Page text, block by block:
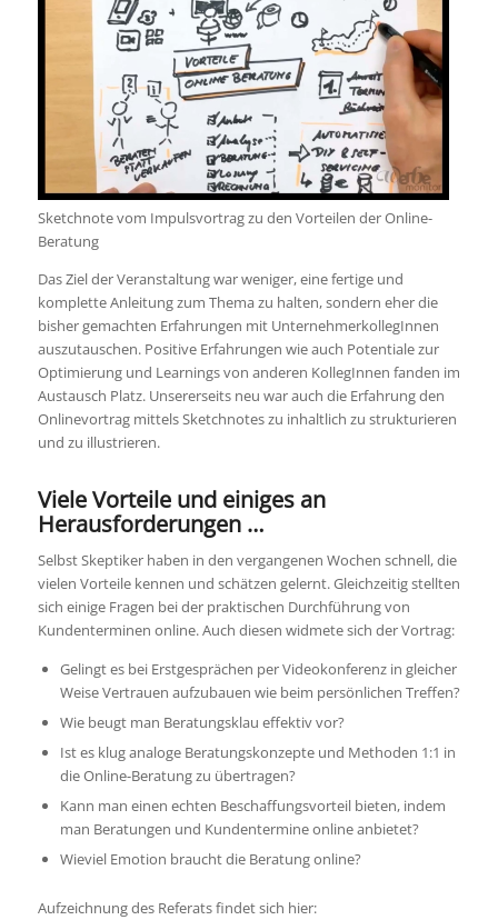
Sketchnote vom Impulsvortrag zu den Vorteilen der Online-
Beratung
Das Ziel der Veranstaltung war weniger, eine fertige und
komplette Anleitung zum Thema zu halten, sondern eher die
bisher gemachten Erfahrungen mit UnternehmerkollegInnen
auszutauschen. Positive Erfahrungen wie auch Potentiale zur
Optimierung und Learnings von anderen KollegInnen fanden im
Austausch Platz. Unsererseits neu war auch die Erfahrung den
Onlinevortrag mittels Sketchnotes zu inhaltlich zu strukturieren
und zu illustrieren.
VieleVorteile und einiges an
Herausforderungen …
Selbst Skeptiker haben in den vergangenen Wochen schnell, die
vielen Vorteile kennen und schätzen gelernt. Gleichzeitig stellten
sich einige Fragen bei der praktischen Durchführung von
Kundenterminen online. Auch diesen widmete sich der Vortrag:
Gelingt es bei Erstgesprächen per Videokonferenz in gleicher
Weise Vertrauen aufzubauen wie beim persönlichen Treffen?
Wie beugt man Beratungsklau effektiv vor?
Ist es klug analoge Beratungskonzepte und Methoden 1:1 in
die Online-Beratung zu übertragen?
Kann man einen echten Beschaffungsvorteil bieten, indem
man Beratungen und Kundentermine online anbietet?
Wieviel Emotion braucht die Beratung online?
Aufzeichnung des Referats findet sich hier: